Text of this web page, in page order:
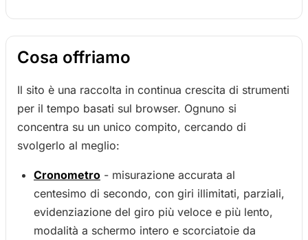
Cosa offriamo
Il sito è una raccolta in continua crescita di strumenti
per il tempo basati sul browser. Ognuno si
concentra su un unico compito, cercando di
svolgerlo al meglio:
Cronometro - misurazione accurata al
centesimo di secondo, con giri illimitati, parziali,
evidenziazione del giro più veloce e più lento,
modalità a schermo intero e scorciatoie da